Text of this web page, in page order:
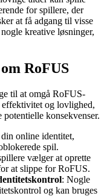
for spillere, der
at få adgang til visse
kreative løsninger,
RoFUS
til at omgå RoFUS-
effektivitet og lovlighed,
konsekvenser.
online identitet,
spil.
vælger at oprette
at slippe for RoFUS.
: Nogle
og kan bruges